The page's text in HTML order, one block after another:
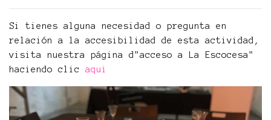
Si tienes alguna necesidad o pregunta en
relación a la accesibilidad de esta actividad,
visita nuestra página d"acceso a La Escocesa"
haciendo clic aqui